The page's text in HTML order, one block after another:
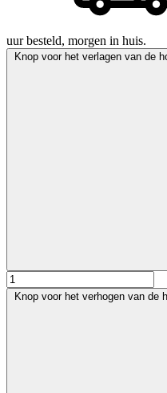
uur besteld, morgen in huis.
Knop voor het verlagen van de
Knop voor het verhogen van de